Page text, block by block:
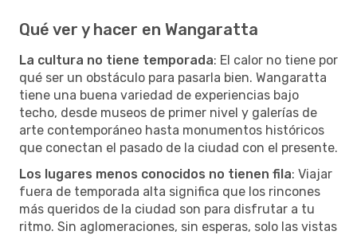
Qué ver y hacer en Wangaratta
La cultura no tiene temporada: El calor no tiene por
qué ser un obstáculo para pasarla bien. Wangaratta
tiene una buena variedad de experiencias bajo
techo, desde museos de primer nivel y galerías de
arte contemporáneo hasta monumentos históricos
que conectan el pasado de la ciudad con el presente.
Los lugares menos conocidos no tienen fila: Viajar
fuera de temporada alta significa que los rincones
más queridos de la ciudad son para disfrutar a tu
ritmo. Sin aglomeraciones, sin esperas, solo las vistas